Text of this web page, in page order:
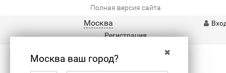
Полная версия сайта
Москва
✖
Москва ваш город?
Регистрация